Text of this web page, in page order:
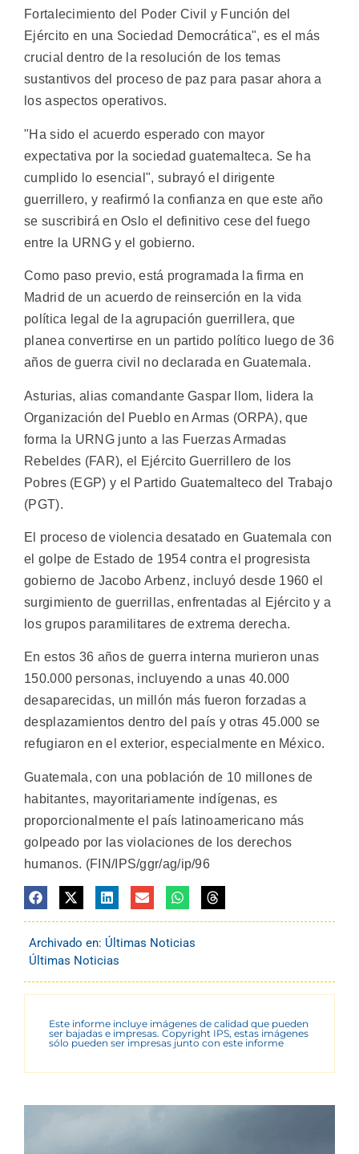
Fortalecimiento del Poder Civil y Función del
Ejército en una Sociedad Democrática", es el más
crucial dentro de la resolución de los temas
sustantivos del proceso de paz para pasar ahora a
los aspectos operativos.
"Ha sido el acuerdo esperado con mayor
expectativa por la sociedad guatemalteca. Se ha
cumplido lo esencial", subrayó el dirigente
guerrillero, y reafirmó la confianza en que este año
se suscribirá en Oslo el definitivo cese del fuego
entre la URNG y el gobierno.
Como paso previo, está programada la firma en
Madrid de un acuerdo de reinserción en la vida
política legal de la agrupación guerrillera, que
planea convertirse en un partido político luego de 36
años de guerra civil no declarada en Guatemala.
Asturias, alias comandante Gaspar Ilom, lidera la
Organización del Pueblo en Armas (ORPA), que
forma la URNG junto a las Fuerzas Armadas
Rebeldes (FAR), el Ejército Guerrillero de los
Pobres (EGP) y el Partido Guatemalteco del Trabajo
(PGT).
El proceso de violencia desatado en Guatemala con
el golpe de Estado de 1954 contra el progresista
gobierno de Jacobo Arbenz, incluyó desde 1960 el
surgimiento de guerrillas, enfrentadas al Ejército y a
los grupos paramilitares de extrema derecha.
En estos 36 años de guerra interna murieron unas
150.000 personas, incluyendo a unas 40.000
desaparecidas, un millón más fueron forzadas a
desplazamientos dentro del país y otras 45.000 se
refugiaron en el exterior, especialmente en México.
Guatemala, con una población de 10 millones de
habitantes, mayoritariamente indígenas, es
proporcionalmente el país latinoamericano más
golpeado por las violaciones de los derechos
humanos. (FIN/IPS/ggr/ag/ip/96
Archivado en: Últimas Noticias
Últimas Noticias
Este informe incluye imágenes de calidad que pueden
ser bajadas e impresas. Copyright IPS, estas imágenes
sólo pueden ser impresas junto con este informe